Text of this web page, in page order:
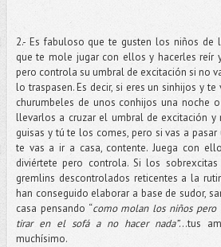
2.- Es fabuloso que te gusten los niños de
que te mole jugar con ellos y hacerles reír
pero controla su umbral de excitación si no
lo traspasen. Es decir, si eres un sinhijos y
churumbeles de unos conhijos una noche
llevarlos a cruzar el umbral de excitación
guisas y tú te los comes, pero si vas a
te vas a ir a casa, contente. Juega con
diviértete pero controla. Si los
gremlins descontrolados reticentes a la
han conseguido elaborar a base de sudor,
casa pensando “como molan los niños pero
tirar en el sofá a no hacer nada”…tus
muchísimo.